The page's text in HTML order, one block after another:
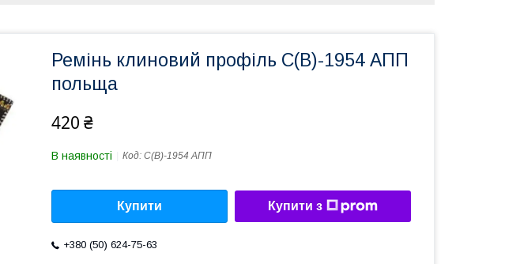
Ремінь клиновий профіль С(В)-1954 АПП
польща
420 ₴
В наявності Код: С(В)-1954 АПП
Купити Купити з
+380 (50) 624-75-63